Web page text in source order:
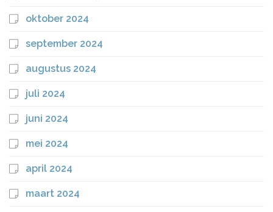
oktober 2024
september 2024
augustus 2024
juli 2024
juni 2024
mei 2024
april 2024
maart 2024